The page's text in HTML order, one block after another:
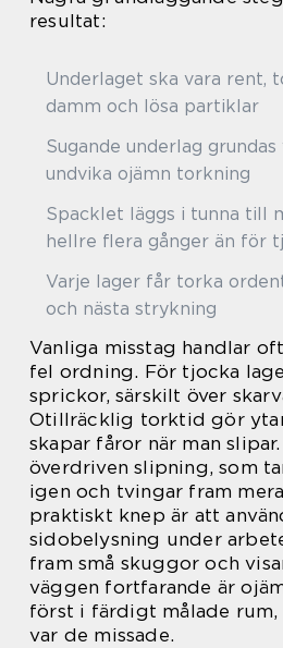
resultat:
Underlaget ska vara rent,
damm och lösa partiklar
Sugande underlag
undvika ojämn torkning
Spacklet läggs i tunna till
hellre flera gånger än för
Varje lager får torka
och nästa strykning
Vanliga misstag handlar
fel ordning. För tjocka
sprickor, särskilt över
Otillräcklig torktid gör
skapar fåror när man
överdriven slipning, som
igen och tvingar fram
praktiskt knep är att
sidobelysning under
fram små skuggor och
väggen fortfarande är
först i färdigt målade rum,
var de missade.